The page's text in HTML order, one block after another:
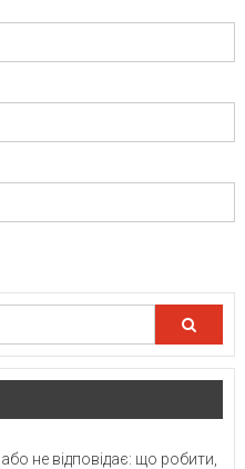
не відповідає: що робити,